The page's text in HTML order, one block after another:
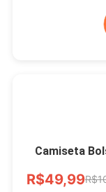
Camiseta
R$49,99